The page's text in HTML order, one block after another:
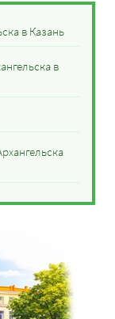
в Казань
в